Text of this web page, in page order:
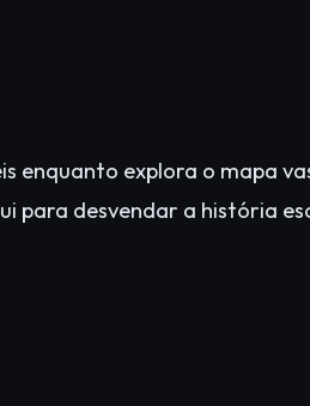
enquanto explora o mapa
para desvendar a história